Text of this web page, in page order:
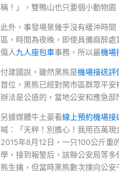
稱！」，雙鴨山也只要個小動物
此外，事發場景幾乎沒有緩沖時間
區，時間為夜晚，即使具備麻醉
傷人九人座包車事務，所以最機場
付建國說，雖然黑熊是機場接送評
首位，黑熊已經對鬧市區群眾平
辦法是公道的，當地公安和應急部
另據媒體牛土豪看線上預約機場接
喊：「天秤！別擔心！我用百萬
2015年8月12日，一只100公斤重
學，接到報警后，該縣公安局等
熊生擒，但當時黑熊數次撲向公